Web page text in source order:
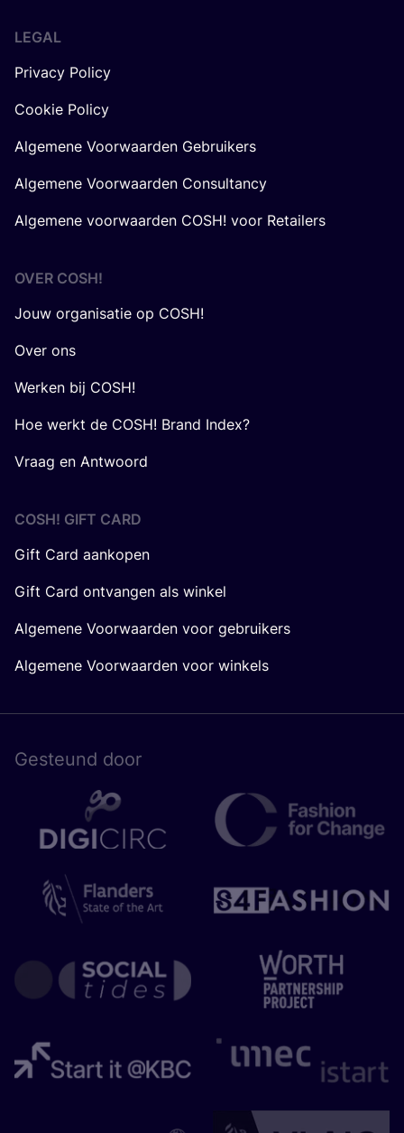
LEGAL
Privacy Policy
Cookie Policy
Algemene Voorwaarden Gebruikers
Algemene Voorwaarden Consultancy
Algemene voorwaarden COSH! voor Retailers
OVER COSH!
Jouw organisatie op COSH!
Over ons
Werken bij COSH!
Hoe werkt de COSH! Brand Index?
Vraag en Antwoord
COSH! GIFT CARD
Gift Card aankopen
Gift Card ontvangen als winkel
Algemene Voorwaarden voor gebruikers
Algemene Voorwaarden voor winkels
Gesteund door